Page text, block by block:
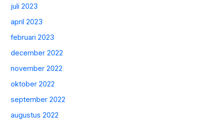
juli 2023
april 2023
februari 2023
december 2022
november 2022
oktober 2022
september 2022
augustus 2022